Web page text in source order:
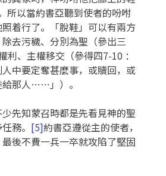
所以當約書亞聽到使者的吩咐
着行了。「脫鞋」可以有兩方
去污穢、分別為聖（參出三
利、主權移交（參得四7-10 ：
人中要定奪甚麼事，或贖回，或
給那人……」）。
先知蒙召時都是先看見神的聖
務。 [5]約書亞遵從主的使者，
後不費一兵一卒就攻陷了堅固